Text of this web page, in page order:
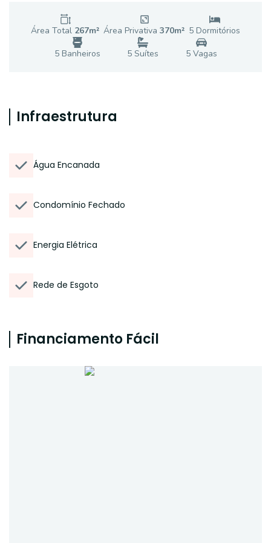
Área Total 267m² Área Privativa 370m² 5 Dormitórios
5Banheiros 5 Suítes 5Vagas
Infraestrutura
Água Encanada
Condomínio Fechado
Energia Elétrica
Rede de Esgoto
Financiamento Fácil